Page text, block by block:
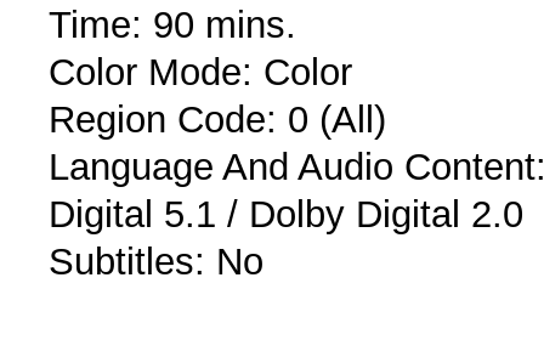
Time: 90 mins.
Color Mode: Color
Region Code: 0 (All)
Language And Audio
Digital 5.1 / Dolby Digital 2.0
Subtitles: No